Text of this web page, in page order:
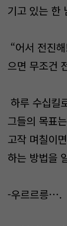
기고 있는 한
“어서 전진
으면 무조건
하루 수십킬
그들의 목표
고작 며칠이
하는 방법을
-우르르릉….